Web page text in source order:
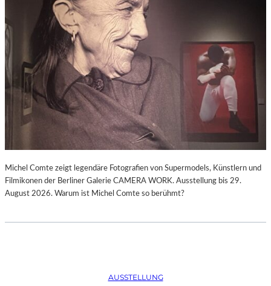
Michel Comte zeigt legendäre Fotografien von Supermodels, Künstlern und
Filmikonen der Berliner Galerie CAMERA WORK. Ausstellung bis 29.
August 2026. Warum ist Michel Comte so berühmt?
AUSSTELLUNG